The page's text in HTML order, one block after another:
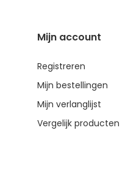
Mijn account
Registreren
Mijn bestellingen
Mijn verlanglijst
Vergelijk producten